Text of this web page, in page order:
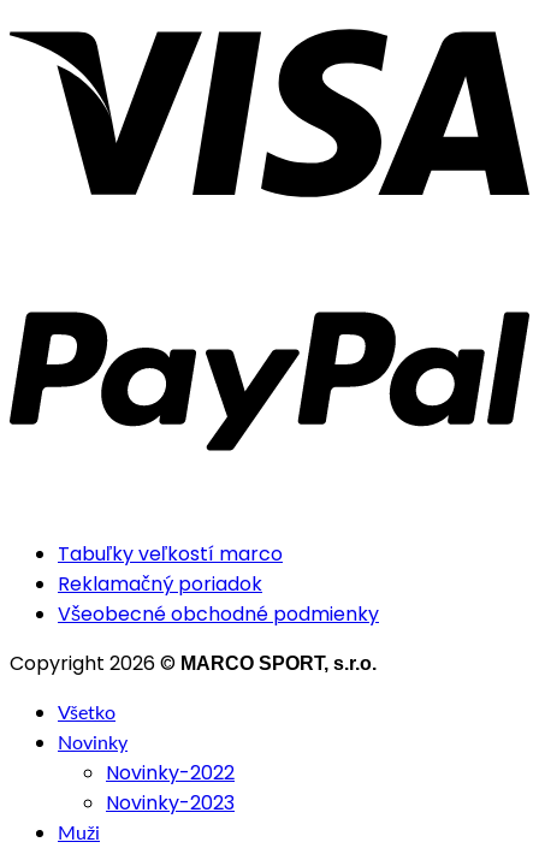
Tabuľky veľkostí marco
Reklamačný poriadok
Všeobecné obchodné podmienky
Copyright 2026 © MARCO SPORT, s.r.o.
Všetko
Novinky
Novinky-2022
Novinky-2023
Muži